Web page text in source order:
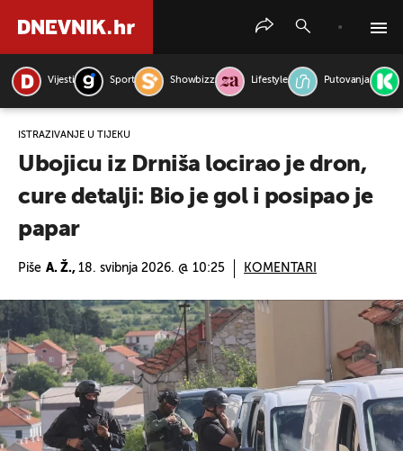
Vijesti Sport Showbizz Lifestyle Putovanja
ISTRAŽIVANJE U TIJEKU
Ubojicu iz Drniša locirao je dron,
cure detalji: Bio je gol i posipao je
papar
Piše A. Ž., 18. svibnja 2026. @ 10:25 KOMENTARI
PRETRAŽITE VIJESTI